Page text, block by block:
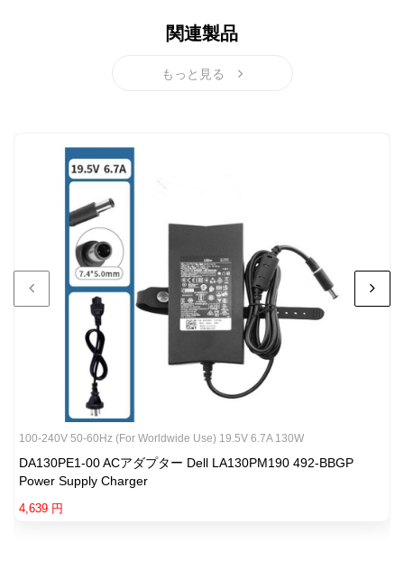
関連製品
もっと見る
100-240V 50-60Hz (for Worldwide Use) 19.5V 6.7A 130W
DA130PE1-00 ACアダプター Dell LA130PM190 492-BBGP
Power Supply Charger
4,639 円